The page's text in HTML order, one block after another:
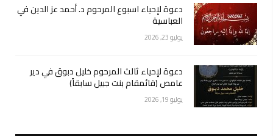
دعوة لإحياء اسبوع المرحوم د. أحمد عز الدين في
العباسية
يوليو 23, 2026
دعوة لإحياء ثالث المرحوم خليل دبوق في دير
عامص (قائمقام بنت جبيل سابقاً)
يوليو 19, 2026